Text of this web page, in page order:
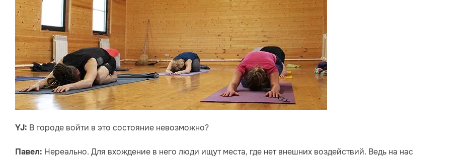
YJ: В городе войти в это состояние невозможно?
Павел: Нереально. Для вхождение в него люди ищут места, где нет внешних воздействий. Ведь на нас